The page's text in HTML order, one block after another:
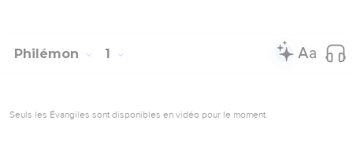
Philémon 1
Seuls les Évangiles sont disponibles en vidéo pour le moment.